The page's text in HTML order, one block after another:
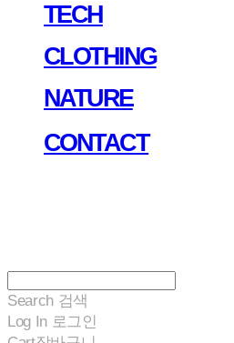
TECH
CLOTHING
NATURE
CONTACT
Search 검색
Log In 로그인